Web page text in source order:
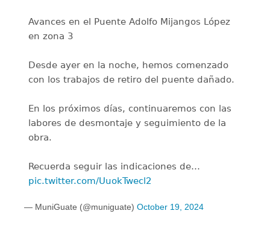
Avances en el Puente Adolfo Mijangos López
en zona 3
Desde ayer en la noche, hemos comenzado
con los trabajos de retiro del puente dañado.
En los próximos días, continuaremos con las
labores de desmontaje y seguimiento de la
obra.
Recuerda seguir las indicaciones de…
pic.twitter.com/UuokTwecl2
— MuniGuate (@muniguate) October 19, 2024